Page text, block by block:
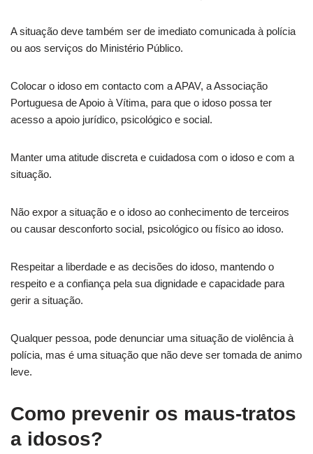
A situação deve também ser de imediato comunicada à polícia
ou aos serviços do Ministério Público.
Colocar o idoso em contacto com a APAV, a Associação
Portuguesa de Apoio à Vítima, para que o idoso possa ter
acesso a apoio jurídico, psicológico e social.
Manter uma atitude discreta e cuidadosa com o idoso e com a
situação.
Não expor a situação e o idoso ao conhecimento de terceiros
ou causar desconforto social, psicológico ou físico ao idoso.
Respeitar a liberdade e as decisões do idoso, mantendo o
respeito e a confiança pela sua dignidade e capacidade para
gerir a situação.
Qualquer pessoa, pode denunciar uma situação de violência à
polícia, mas é uma situação que não deve ser tomada de animo
leve.
Como prevenir os maus-tratos
a idosos?